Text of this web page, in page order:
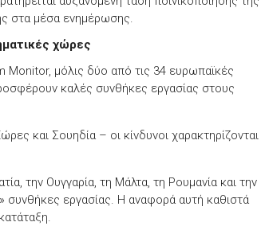
στα μέσα ενημέρωσης.
χώρες
μόλις δύο από τις 34 ευρωπαϊκές
καλές συνθήκες εργασίας στους
και Σουηδία – οι κίνδυνοι χαρακτηρίζονται
, την Ουγγαρία, τη Μάλτα, τη Ρουμανία και την
συνθήκες εργασίας. Η αναφορά αυτή καθιστά